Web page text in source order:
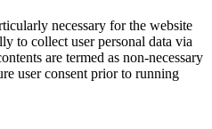
necessary for the website
to collect user personal data via
are termed as non-necessary
user consent prior to running